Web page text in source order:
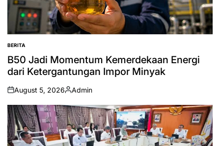
POSTED
IN
BERITA
B50 Jadi Momentum Kemerdekaan Energi
dari Ketergantungan Impor Minyak
on
August 5, 2026
Posted
by
Admin